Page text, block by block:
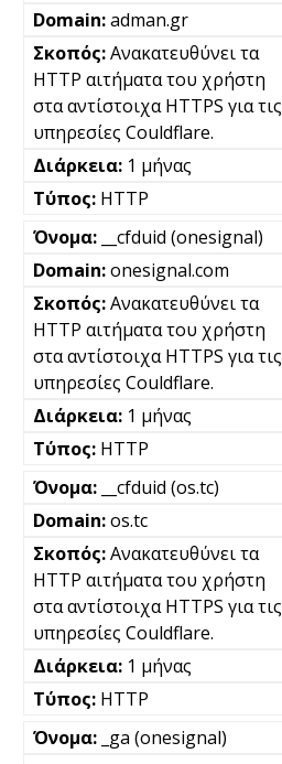
adman.gr
Ανακατευθύνει τα
HTTP αιτήματα του χρήστη
στα αντίστοιχα HTTPS για τις
υπηρεσίες Couldflare.
1 μήνας
HTTP
__cfduid (onesignal)
onesignal.com
Ανακατευθύνει τα
HTTP αιτήματα του χρήστη
στα αντίστοιχα HTTPS για τις
υπηρεσίες Couldflare.
1 μήνας
HTTP
__cfduid (os.tc)
os.tc
Ανακατευθύνει τα
HTTP αιτήματα του χρήστη
στα αντίστοιχα HTTPS για τις
υπηρεσίες Couldflare.
1 μήνας
HTTP
_ga (onesignal)